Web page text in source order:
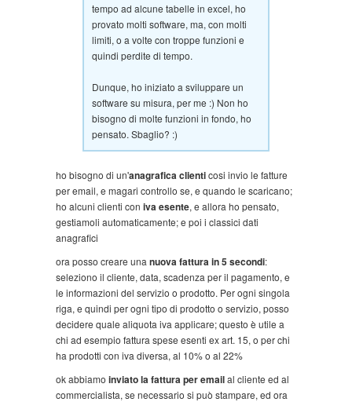
tempo ad alcune tabelle in excel, ho
provato molti software, ma, con molti
limiti, o a volte con troppe funzioni e
quindi perdite di tempo.
Dunque, ho iniziato a sviluppare un
software su misura, per me :) Non ho
bisogno di molte funzioni in fondo, ho
pensato. Sbaglio? :)
ho bisogno di un'anagrafica clienticosi invio le fatture
per email, e magari controllo se, e quando le scaricano;
ho alcuni clienti con iva esente, e allora ho pensato,
gestiamoli automaticamente; e poi i classici dati
anagrafici
ora posso creare una nuova fattura in 5 secondi:
seleziono il cliente, data, scadenza per il pagamento, e
le informazioni del servizio o prodotto. Per ogni singola
riga, e quindi per ogni tipo di prodotto o servizio, posso
decidere quale aliquota iva applicare; questo è utile a
chi ad esempio fattura spese esenti ex art. 15, o per chi
ha prodotti con iva diversa, al 10% o al 22%
ok abbiamo inviato la fattura per emailal cliente ed al
commercialista, se necessario si può stampare, ed ora